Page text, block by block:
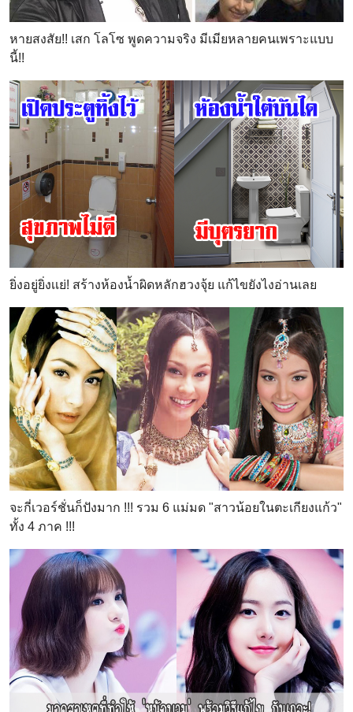
หายสงสัย!! เสก โลโซ พูดความจริง มีเมียหลายคนเพราะแบบ
นี้!!
ยิ่งอยู่ยิ่งเเย่! สร้างห้องน้ำผิดหลักฮวงจุ้ย แก้ไขยังไงอ่านเลย
จะกี่เวอร์ชั่นก็ปังมาก !!! รวม 6 แม่มด "สาวน้อยในตะเกียงแก้ว"
ทั้ง 4 ภาค !!!